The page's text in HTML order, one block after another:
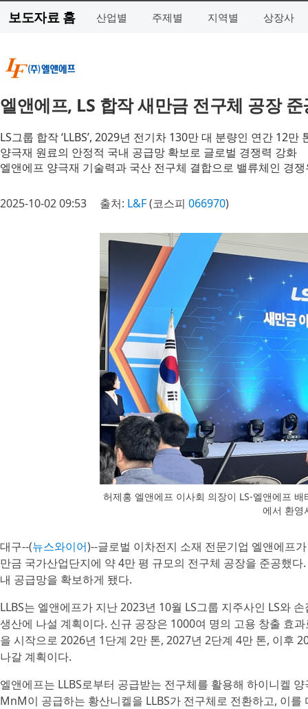
보도자료 홈 산업별 주제별 지역별 상장사
엘앤에프, LS 합작 새만금 전구체 공장
LS그룹 합작 ‘LLBS’, 2029년 전기차 130만 대 분량인 연간 12만
양극재 원료의 안정적 국내 공급망 확보로 글로벌 경쟁력 강화
엘앤에프 양극재 기술력과 국산 전구체 결합으로 밸류체인 경
2025-10-02 09:53 출처: L&F(코스피 066970)
허제홍 엘앤에프 이사회 의장이 LS-엘앤에프
에서 환영
대구--(뉴스와이어)--글로벌 이차전지 소재 전문기업 엘앤에프
만금 국가산업단지에 약 4만 평 규모의 전구체 공장을 준공했
내 공급망을 확보하게 됐다.
LLBS는 엘앤에프가 지난 2023년 10월 LS그룹 지주사인 LS와
생산에 나설 계획이다. 신규 공장은 1000여 명의 고용 창출 효
을 시작으로 2026년 1단계 2만 톤, 2027년 2단계 4만 톤, 이후
나갈 계획이다.
엘앤에프는 LLBS로부터 공급받는 전구체를 활용해 하이니켈
MnM이 공급하는 황산니켈을 LLBS가 전구체로 전환하고, 이